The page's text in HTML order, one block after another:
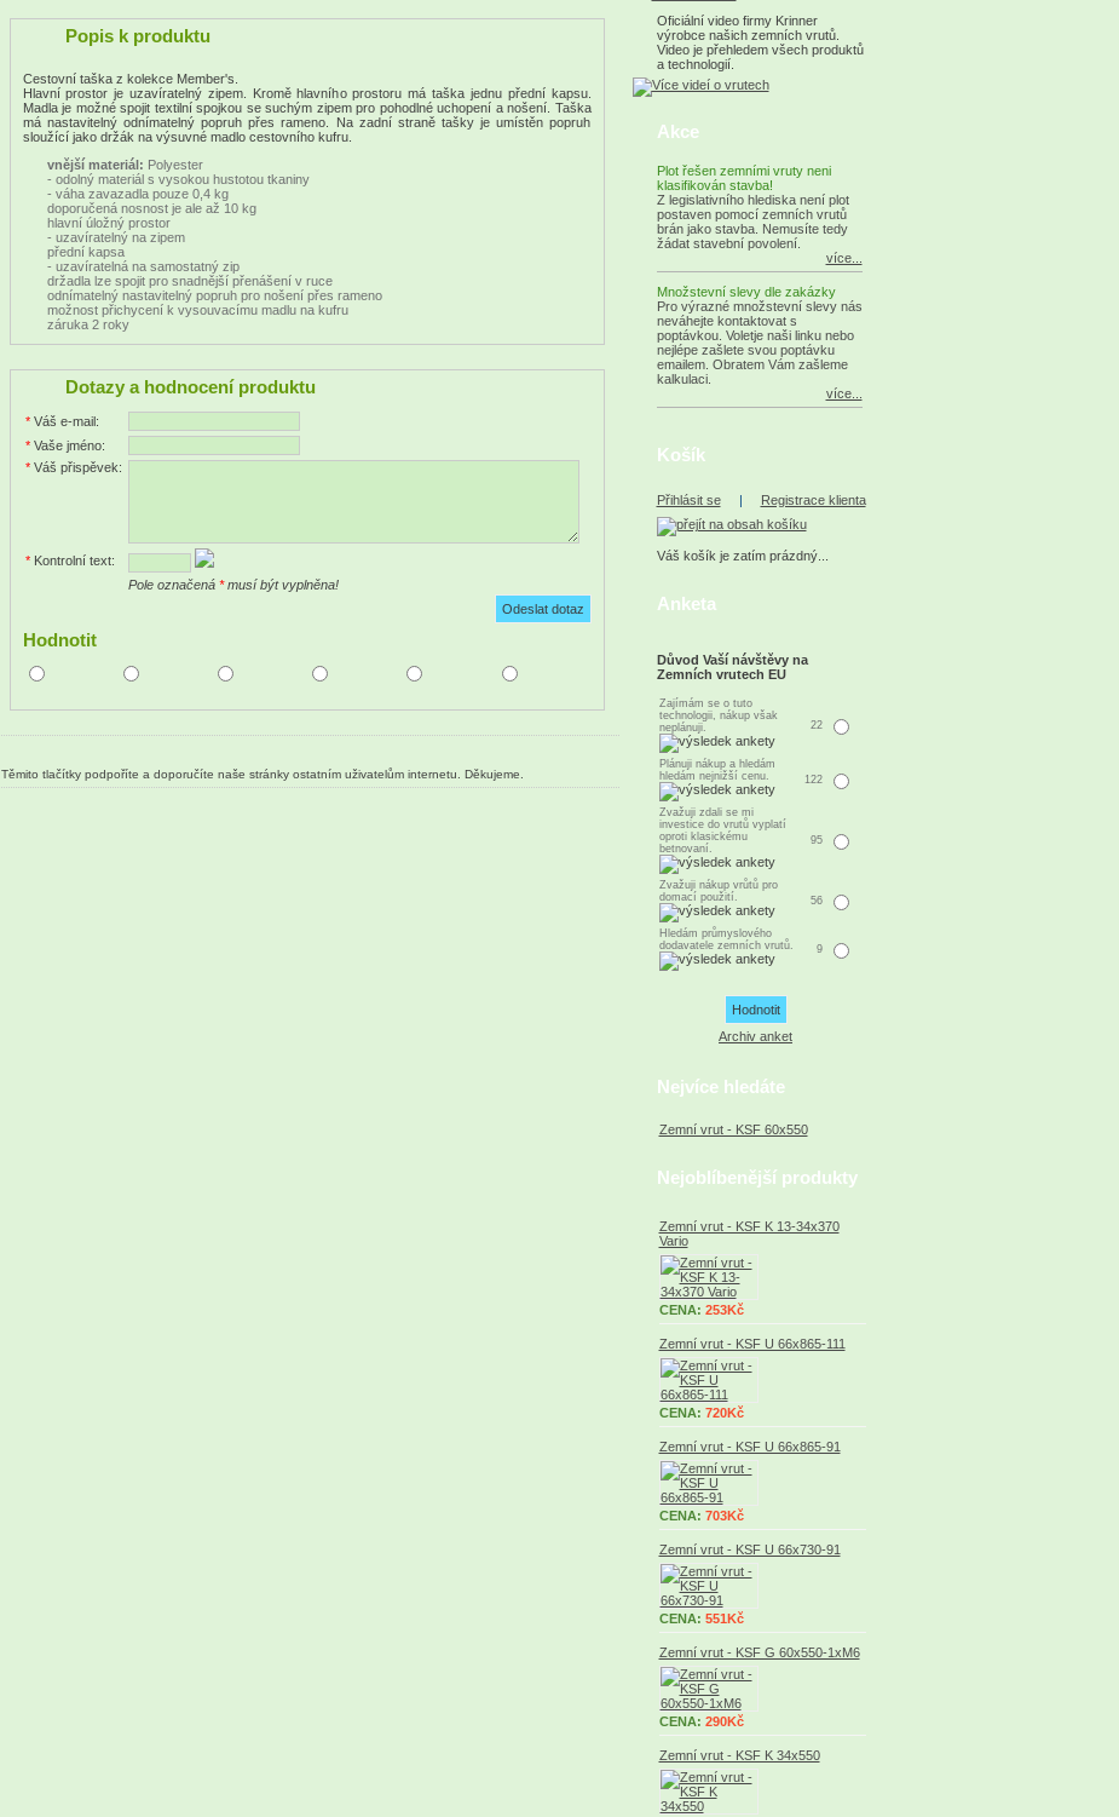
Popis k produktu
Cestovní taška z kolekce Member's.
Hlavní prostor je uzavíratelný zipem. Kromě hlavního prostoru má taška jednu přední kapsu.
Madla je možné spojit textilní spojkou se suchým zipem pro pohodlné uchopení a nošení. Taška
má nastavitelný odnímatelný popruh přes rameno. Na zadní straně tašky je umístěn popruh
sloužící jako držák na výsuvné madlo cestovního kufru.
vnější materiál: Polyester
- odolný materiál s vysokou hustotou tkaniny
- váha zavazadla pouze 0,4 kg
doporučená nosnost je ale až 10 kg
hlavní úložný prostor
- uzavíratelný na zipem
přední kapsa
- uzavíratelná na samostatný zip
držadla lze spojit pro snadnější přenášení v ruce
odnímatelný nastavitelný popruh pro nošení přes rameno
možnost přichycení k vysouvacímu madlu na kufru
záruka 2 roky
Dotazy a hodnocení produktu
*Váš e-mail:
*Vaše jméno:
*Váš přispěvek:
*Kontrolní text:
Pole označená *musí být vyplněna!
Hodnotit
Těmito tlačítky podpoříte a doporučíte naše stránky ostatním uživatelům internetu. Děkujeme.
Oficiální video firmy Krinner
výrobce našich zemních vrutů.
Video je přehledem všech produktů
a technologií.
Akce
Plot řešen zemními vruty neni
klasifikován stavba!
Z legislativního hlediska není plot
postaven pomocí zemních vrutů
brán jako stavba. Nemusíte tedy
žádat stavební povolení.
více...
Množstevní slevy dle zakázky
Pro výrazné množstevní slevy nás
neváhejte kontaktovat s
poptávkou. Voletje naši linku nebo
nejlépe zašlete svou poptávku
emailem. Obratem Vám zašleme
kalkulaci.
více...
Košík
Přihlásit se| Registrace klienta
Váš košík je zatím prázdný...
Anketa
Důvod Vaší návštěvy na
Zemních vrutech EU
Zajímám se o tuto
technologii, nákup však
neplánuji.
22
Plánuji nákup a hledám
hledám nejnižší cenu.
122
Zvažuji zdali se mi
investice do vrutů vyplatí
oproti klasickému
betnovaní.
95
Zvažuji nákup vrůtů pro
domací použití.
56
Hledám průmyslového
dodavatele zemních vrutů.
9
Archiv anket
Nejvíce hledáte
Zemní vrut - KSF 60x550
Nejoblíbenější produkty
Zemní vrut - KSF K 13-34x370
Vario
CENA: 253Kč
Zemní vrut - KSF U 66x865-111
CENA: 720Kč
Zemní vrut - KSF U 66x865-91
CENA: 703Kč
Zemní vrut - KSF U 66x730-91
CENA: 551Kč
Zemní vrut - KSF G 60x550-1xM6
CENA: 290Kč
Zemní vrut - KSF K 34x550